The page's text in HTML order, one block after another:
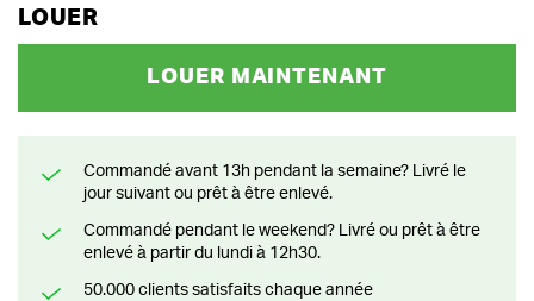
LOUER
LOUER MAINTENANT
Commandé avant 13h pendant la semaine? Livré le
jour suivant ou prêt à être enlevé.
Commandé pendant le weekend? Livré ou prêt à être
enlevé à partir du lundi à 12h30.
50.000 clients satisfaits chaque année